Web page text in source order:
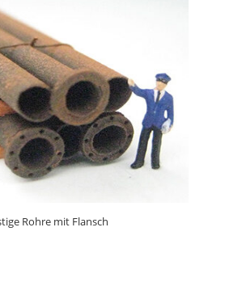
Rohre mit Flansch